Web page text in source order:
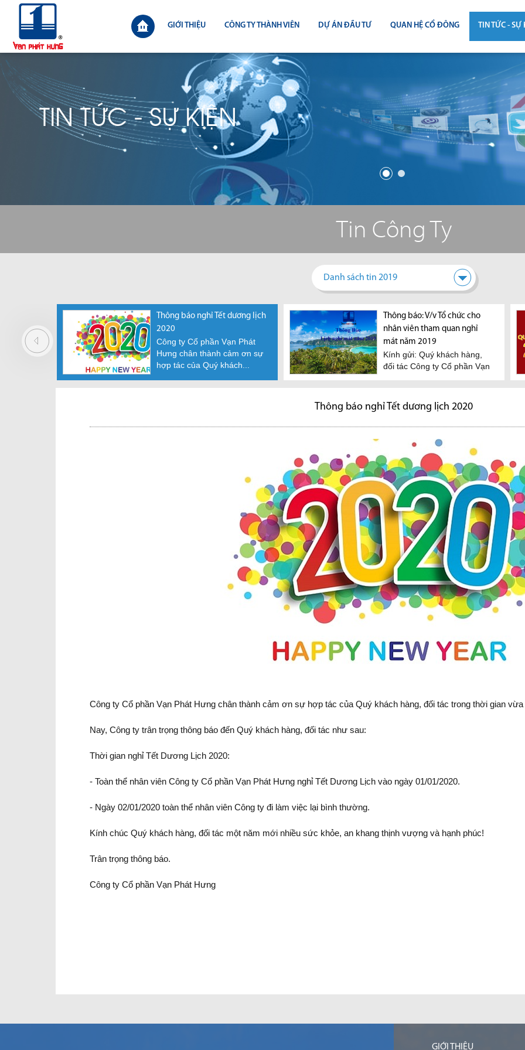
GIỚI THIỆU CÔNG TY THÀNH VIÊN DỰ ÁN ĐẦU TƯ QUAN HỆ CỔ ĐÔNG
ĐẠI HỘI ĐỒNG CỔ ĐÔNG
BÁO CÁO THƯỜNG NIÊN
BÁO CÁO TÀI CHÍNH
TIN TỨC - SỰ
TIN THỊ
TIN DỰ ÁN
TIN CÔNG
TIN TỨC - SỰ KIỆN
Tin Công Ty
Danh sách tin 2019
Thông báo nghỉ Lễ Chiến
thắng 30/4 và Quốc Tế Lao
động 1/5
Công ty Cổ phần Vạn Phát
Hưng chân thành cảm ơn sự
Thông báo nghỉ Tết Nguyên
Đán năm 2020
Công ty Cổ phần Vạn Phát
Hưng chân thành cảm ơn sự
hợp tác của Quý khách...
Thông báo nghỉ Tết dương lịch
2020
Công ty Cổ phần Vạn Phát
Hưng chân thành cảm ơn sự
hợp tác của Quý khách...
Thông báo: V/v Tổ chức cho
nhân viên tham quan nghỉ
mát năm 2019
Kính gửi: Quý khách hàng,
đối tác Công ty Cổ phần Vạn
Thông báo nghỉ Tết dương lịch 2020
Công ty Cổ phần Vạn Phát Hưng chân thành cảm ơn sự hợp tác của Quý khách hàng, đối tác trong thời gian vừa
Nay, Công ty trân trọng thông báo đến Quý khách hàng, đối tác như sau:
Thời gian nghỉ Tết Dương Lịch 2020:
- Toàn thể nhân viên Công ty Cổ phần Vạn Phát Hưng nghỉ Tết Dương Lịch vào ngày 01/01/2020.
- Ngày 02/01/2020 toàn thể nhân viên Công ty đi làm việc lại bình thường.
Kính chúc Quý khách hàng, đối tác một năm mới nhiều sức khỏe, an khang thịnh vượng và hạnh phúc!
Trân trọng thông báo.
Công ty Cổ phần Vạn Phát Hưng
GIỚI THIỆU